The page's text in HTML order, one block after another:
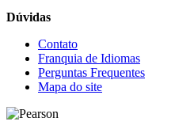
Dúvidas
Contato
Franquia de Idiomas
Perguntas Frequentes
Mapa do site